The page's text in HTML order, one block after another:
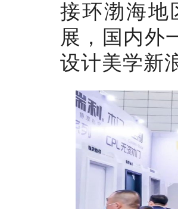
接环渤海地
展，国内外
设计美学新